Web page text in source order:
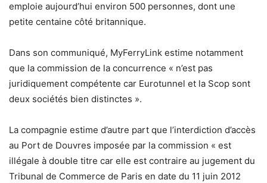
emploie aujourd’hui environ 500 personnes, dont une
petite centaine côté britannique.
Dans son communiqué, MyFerryLink estime notamment
que la commission de la concurrence « n’est pas
juridiquement compétente car Eurotunnel et la Scop sont
deux sociétés bien distinctes ».
La compagnie estime d’autre part que l’interdiction d’accès
au Port de Douvres imposée par la commission « est
illégale à double titre car elle est contraire au jugement du
Tribunal de Commerce de Paris en date du 11 juin 2012